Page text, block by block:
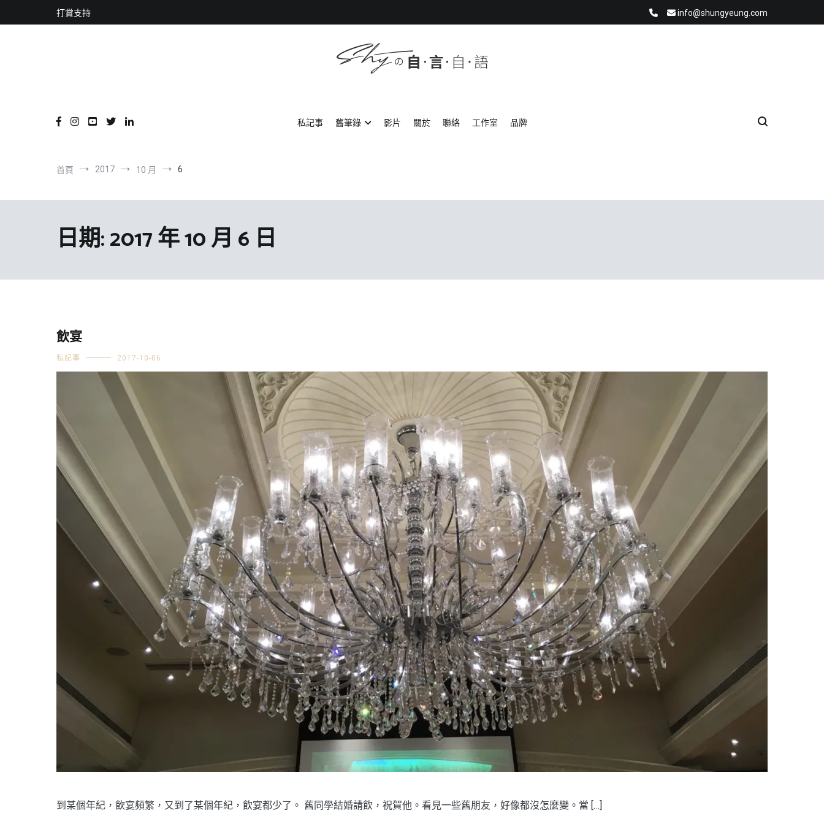
到
打賞支持 info@shungyeung.com
私記事 舊筆錄 影片 關於 聯絡 工作室 品牌
首頁 2017 10 月 6
日期:2017 年 10 月 6 日
飲宴
私記事 2017-10-06
到某個年紀，飲宴頻繁，又到了某個年紀，飲宴都少了。 舊同學結婚請飲，祝賀他。看見一些舊朋友，好像都沒怎麼變。當 […]